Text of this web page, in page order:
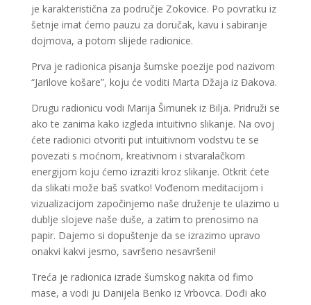
je karakteristična za područje Zokovice. Po povratku iz
šetnje imat ćemo pauzu za doručak, kavu i sabiranje
dojmova, a potom slijede radionice.
Prva je radionica pisanja šumske poezije pod nazivom
“Jarilove košare”, koju će voditi Marta Džaja iz Đakova.
Drugu radionicu vodi Marija Šimunek iz Bilja. Pridruži se
ako te zanima kako izgleda intuitivno slikanje. Na ovoj
ćete radionici otvoriti put intuitivnom vodstvu te se
povezati s moćnom, kreativnom i stvaralačkom
energijom koju ćemo izraziti kroz slikanje. Otkrit ćete
da slikati može baš svatko! Vođenom meditacijom i
vizualizacijom započinjemo naše druženje te ulazimo u
dublje slojeve naše duše, a zatim to prenosimo na
papir. Dajemo si dopuštenje da se izrazimo upravo
onakvi kakvi jesmo, savršeno nesavršeni!
Treća je radionica izrade šumskog nakita od fimo
mase, a vodi ju Danijela Benko iz Vrbovca. Dođi ako